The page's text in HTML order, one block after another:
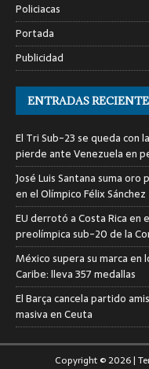
Policiacas
Portada
Publicidad
ENTRADAS
El Tri Sub-23 se queda con
pierde ante Venezuela en
José Luis Santana suma oro
en el Olímpico Félix Sánchez
EU derrotó a Costa Rica en
preolímpica sub-20 de la
México supera su marca en
Caribe: lleva 357 medallas
El Barça cancela partido
masiva en Ceuta
Copyright © 2026 |